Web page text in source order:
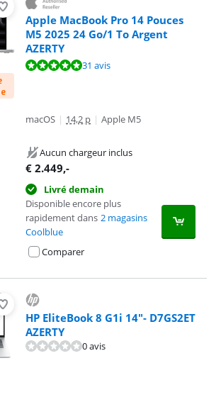
Apple MacBook Pro 14 Pouces
M5 2025 24 Go/1 To Argent
AZERTY
10, basée sur 31 avis.31 avis
macOS | 14,2 p | Apple M5
Aucun chargeur inclus
€ 2.449,-
Livré demain
Disponible encore plus
rapidement dans 2 magasins
Coolblue
Comparer
HP EliteBook 8 G1i 14"- D7GS2ET
AZERTY
0 avis